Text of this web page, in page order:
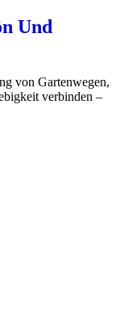
Und
von Gartenwegen,
verbinden –